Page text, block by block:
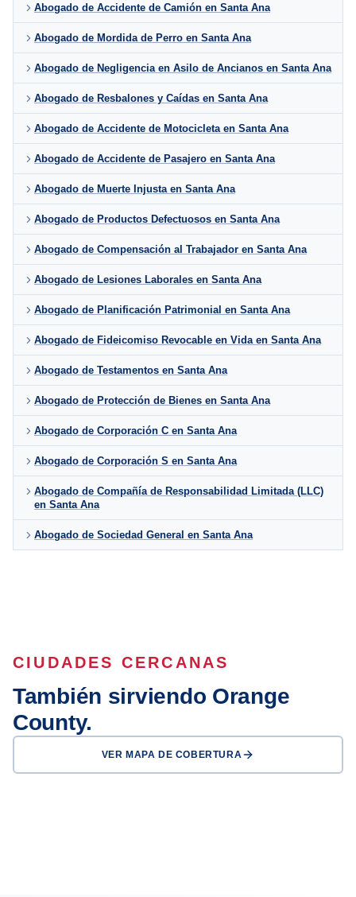
Abogado de Accidente de Camión en Santa Ana
Abogado de Mordida de Perro en Santa Ana
Abogado de Negligencia en Asilo de Ancianos en Santa Ana
Abogado de Resbalones y Caídas en Santa Ana
Abogado de Accidente de Motocicleta en Santa Ana
Abogado de Accidente de Pasajero en Santa Ana
Abogado de Muerte Injusta en Santa Ana
Abogado de Productos Defectuosos en Santa Ana
Abogado de Compensación al Trabajador en Santa Ana
Abogado de Lesiones Laborales en Santa Ana
Abogado de Planificación Patrimonial en Santa Ana
Abogado de Fideicomiso Revocable en Vida en Santa Ana
Abogado de Testamentos en Santa Ana
Abogado de Protección de Bienes en Santa Ana
Abogado de Corporación C en Santa Ana
Abogado de Corporación S en Santa Ana
Abogado de Compañía de Responsabilidad Limitada (LLC)
en Santa Ana
Abogado de Sociedad General en Santa Ana
CIUDADES CERCANAS
También sirviendo Orange
County.
VER MAPA DE COBERTURA